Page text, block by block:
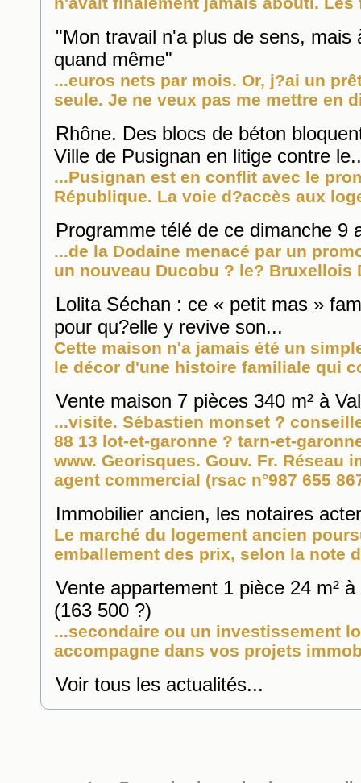
"Mon travail n'a plus de sens,
quand même"
...euros nets par mois. Or, j?ai un
seule. Je ne veux pas me mettre en
Rhône. Des blocs de béton
Ville de Pusignan en litige contre
...Pusignan est en conflit avec le
République. La voie d?accès aux
Programme télé de ce dimanche 9
...de la Dodaine menacé par un
un nouveau Ducobu ? le? Bruxellois
Lolita Séchan : ce « petit mas »
pour qu?elle y revive son...
Cette maison n'a jamais été un
le décor d'une histoire familiale qui
Vente maison 7 pièces 340 m² à
...visite. Sébastien monset ?
88 13 lot-et-garonne ? tarn-et-
www. Georisques. Gouv. Fr. Réseau
agent commercial (rsac n°987 655
Immobilier ancien, les notaires
Le marché du logement ancien
emballement des prix, selon la note
Vente appartement 1 pièce 24 m²
(163 500 ?)
...secondaire ou un investissement
accompagne dans vos projets
Voir tous les actualités...